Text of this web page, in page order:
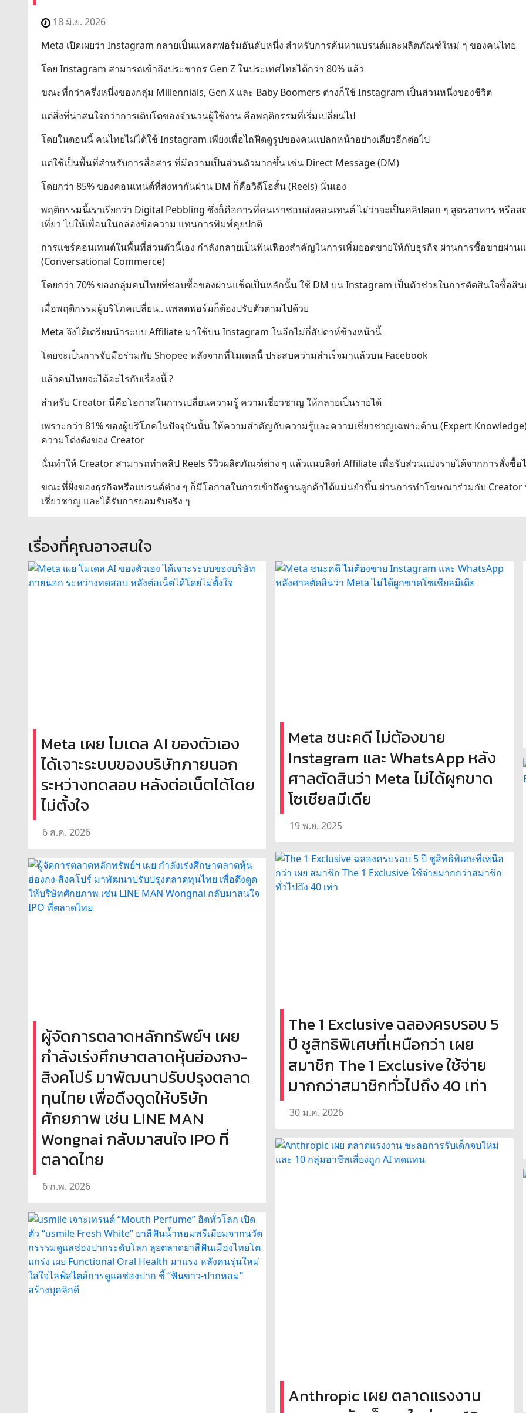
18 มิ.ย. 2026
Meta เปิดเผยว่า Instagram กลายเป็นแพลตฟอร์มอันดับหนึ่ง สำหรับการค้นหาแบรนด์และผลิตภัณฑ์ใหม่ ๆ ของคนไทย
โดย Instagram สามารถเข้าถึงประชากร Gen Z ในประเทศไทยได้กว่า 80% แล้ว
ขณะที่กว่าครึ่งหนึ่งของกลุ่ม Millennials, Gen X และ Baby Boomers ต่างก็ใช้ Instagram เป็นส่วนหนึ่งของชีวิต
แต่สิ่งที่น่าสนใจกว่าการเติบโตของจำนวนผู้ใช้งาน คือพฤติกรรมที่เริ่มเปลี่ยนไป
โดยในตอนนี้ คนไทยไม่ได้ใช้ Instagram เพียงเพื่อไถฟีดดูรูปของคนแปลกหน้าอย่างเดียวอีกต่อไป
แต่ใช้เป็นพื้นที่สำหรับการสื่อสาร ที่มีความเป็นส่วนตัวมากขึ้น เช่น Direct Message (DM)
โดยกว่า 85% ของคอนเทนต์ที่ส่งหากันผ่าน DM ก็คือวิดีโอสั้น (Reels) นั่นเอง
พฤติกรรมนี้เราเรียกว่า Digital Pebbling ซึ่งก็คือการที่คนเราชอบส่งคอนเทนต์ ไม่ว่าจะเป็นคลิปตลก ๆ สูตรอาหาร หรือ
เที่ยว ไปให้เพื่อนในกล่องข้อความ แทนการพิมพ์คุยปกติ
การแชร์คอนเทนต์ในพื้นที่ส่วนตัวนี้เอง กำลังกลายเป็นฟันเฟืองสำคัญในการเพิ่มยอดขายให้กับธุรกิจ ผ่านการซื้อขายผ่าน
(Conversational Commerce)
โดยกว่า 70% ของกลุ่มคนไทยที่ชอบซื้อของผ่านแช็ตเป็นหลักนั้น ใช้ DM บน Instagram เป็นตัวช่วยในการตัดสินใจซื้อสิ
เมื่อพฤติกรรมผู้บริโภคเปลี่ยน.. แพลตฟอร์มก็ต้องปรับตัวตามไปด้วย
Meta จึงได้เตรียมนำระบบ Affiliate มาใช้บน Instagram ในอีกไม่กี่สัปดาห์ข้างหน้านี้
โดยจะเป็นการจับมือร่วมกับ Shopee หลังจากที่โมเดลนี้ ประสบความสำเร็จมาแล้วบน Facebook
แล้วคนไทยจะได้อะไรกับเรื่องนี้ ?
สำหรับ Creator นี่คือโอกาสในการเปลี่ยนความรู้ ความเชี่ยวชาญ ให้กลายเป็นรายได้
เพราะกว่า 81% ของผู้บริโภคในปัจจุบันนั้น ให้ความสำคัญกับความรู้และความเชี่ยวชาญเฉพาะด้าน (Expert
ความโด่งดังของ Creator
นั่นทำให้ Creator สามารถทำคลิป Reels รีวิวผลิตภัณฑ์ต่าง ๆ แล้วแนบลิงก์ Affiliate เพื่อรับส่วนแบ่งรายได้จากการสั่งซื้อ
ขณะที่ฝั่งของธุรกิจหรือแบรนด์ต่าง ๆ ก็มีโอกาสในการเข้าถึงฐานลูกค้าได้แม่นยำขึ้น ผ่านการทำโฆษณาร่วมกับ
เชี่ยวชาญ และได้รับการยอมรับจริง ๆ
เรื่องที่คุณอาจสนใจ
Meta เผย โมเดล AI ของตัวเอง
ได้เจาะระบบของบริษัทภายนอก
ระหว่างทดสอบ หลังต่อเน็ตได้โดย
ไม่ตั้งใจ
6 ส.ค. 2026
Meta ชนะคดี ไม่ต้องขาย
Instagram และ WhatsApp หลัง
ศาลตัดสินว่า Meta ไม่ได้ผูกขาด
โซเชียลมีเดีย
19 พ.ย. 2025
The 1 Exclusive ฉลองครบรอบ 5
ปี ชูสิทธิพิเศษที่เหนือกว่า เผย
สมาชิก The 1 Exclusive ใช้จ่าย
มากกว่าสมาชิกทั่วไปถึง 40 เท่า
30 ม.ค. 2026
ผู้จัดการตลาดหลักทรัพย์ฯ เผย
กำลังเร่งศึกษาตลาดหุ้นฮ่องกง-
สิงคโปร์ มาพัฒนาปรับปรุงตลาด
ทุนไทย เพื่อดึงดูดให้บริษัท
ศักยภาพ เช่น LINE MAN
Wongnai กลับมาสนใจ IPO ที่
ตลาดไทย
6 ก.พ. 2026
Anthropic เผย ตลาดแรงงาน